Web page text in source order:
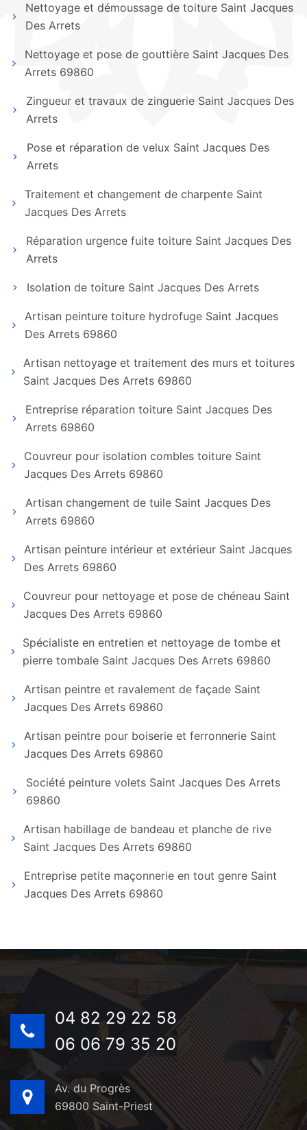
Nettoyage et démoussage de toiture Saint Jacques
Des Arrets
Nettoyage et pose de gouttière Saint Jacques Des
Arrets 69860
Zingueur et travaux de zinguerie Saint Jacques Des
Arrets
Pose et réparation de velux Saint Jacques Des
Arrets
Traitement et changement de charpente Saint
Jacques Des Arrets
Réparation urgence fuite toiture Saint Jacques Des
Arrets
Isolation de toiture Saint Jacques Des Arrets
Artisan peinture toiture hydrofuge Saint Jacques
Des Arrets 69860
Artisan nettoyage et traitement des murs et toitures
Saint Jacques Des Arrets 69860
Entreprise réparation toiture Saint Jacques Des
Arrets 69860
Couvreur pour isolation combles toiture Saint
Jacques Des Arrets 69860
Artisan changement de tuile Saint Jacques Des
Arrets 69860
Artisan peinture intérieur et extérieur Saint Jacques
Des Arrets 69860
Couvreur pour nettoyage et pose de chéneau Saint
Jacques Des Arrets 69860
Spécialiste en entretien et nettoyage de tombe et
pierre tombale Saint Jacques Des Arrets 69860
Artisan peintre et ravalement de façade Saint
Jacques Des Arrets 69860
Artisan peintre pour boiserie et ferronnerie Saint
Jacques Des Arrets 69860
Société peinture volets Saint Jacques Des Arrets
69860
Artisan habillage de bandeau et planche de rive
Saint Jacques Des Arrets 69860
Entreprise petite maçonnerie en tout genre Saint
Jacques Des Arrets 69860
04 82 29 22 58
06 06 79 35 20
Av. du Progrès
69800 Saint-Priest